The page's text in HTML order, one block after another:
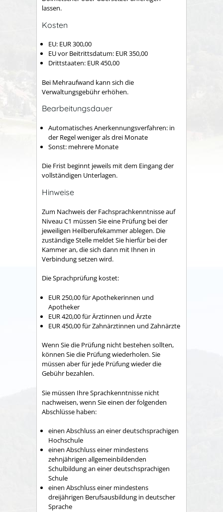
lassen.
Kosten
EU: EUR 300,00
EU vor Beitrittsdatum: EUR 350,00
Drittstaaten: EUR 450,00
Bei Mehraufwand kann sich die
Verwaltungsgebühr erhöhen.
Bearbeitungsdauer
Automatisches Anerkennungsverfahren: in
der Regel weniger als drei Monate
Sonst: mehrere Monate
Die Frist beginnt jeweils mit dem Eingang der
vollständigen Unterlagen.
Hinweise
Zum Nachweis der Fachsprachkenntnisse auf
Niveau C1 müssen Sie eine Prüfung bei der
jeweiligen Heilberufekammer ablegen. Die
zuständige Stelle meldet Sie hierfür bei der
Kammer an, die sich dann mit Ihnen in
Verbindung setzen wird.
Die Sprachprüfung kostet:
EUR 250,00 für Apothekerinnen und
Apotheker
EUR 420,00 für Ärztinnen und Ärzte
EUR 450,00 für Zahnärztinnen und Zahnärzte
Wenn Sie die Prüfung nicht bestehen sollten,
können Sie die Prüfung wiederholen. Sie
müssen aber für jede Prüfung wieder die
Gebühr bezahlen.
Sie müssen Ihre Sprachkenntnisse nicht
nachweisen, wenn Sie einen der folgenden
Abschlüsse haben:
einen Abschluss an einer deutschsprachigen
Hochschule
einen Abschluss einer mindestens
zehnjährigen allgemeinbildenden
Schulbildung an einer deutschsprachigen
Schule
einen Abschluss einer mindestens
dreijährigen Berufsausbildung in deutscher
Sprache